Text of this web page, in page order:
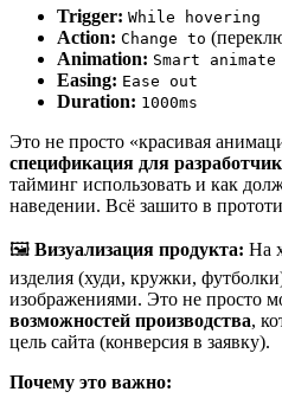
Trigger: While hovering
Action: Change to
Animation: Smart animate
Easing: Ease out
Duration: 1000ms
Это не просто «красивая
спецификация для
тайминг использовать и как
наведении. Всё зашито в
🖼️ Визуализация продукта: На
изделия (худи, кружки,
изображениями. Это не просто
возможностей производства,
цель сайта (конверсия в заявку).
Почему это важно: